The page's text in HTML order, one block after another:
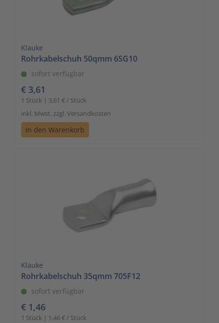
Klauke
Rohrkabelschuh 50qmm 6SG10
sofort verfügbar
€ 3,61
1 Stück | 3,61 € / Stück
inkl. Mwst. zzgl. Versandkosten
In den Warenkorb
Klauke
Rohrkabelschuh 35qmm 705F12
sofort verfügbar
€ 1,46
1 Stück | 1,46 € / Stück